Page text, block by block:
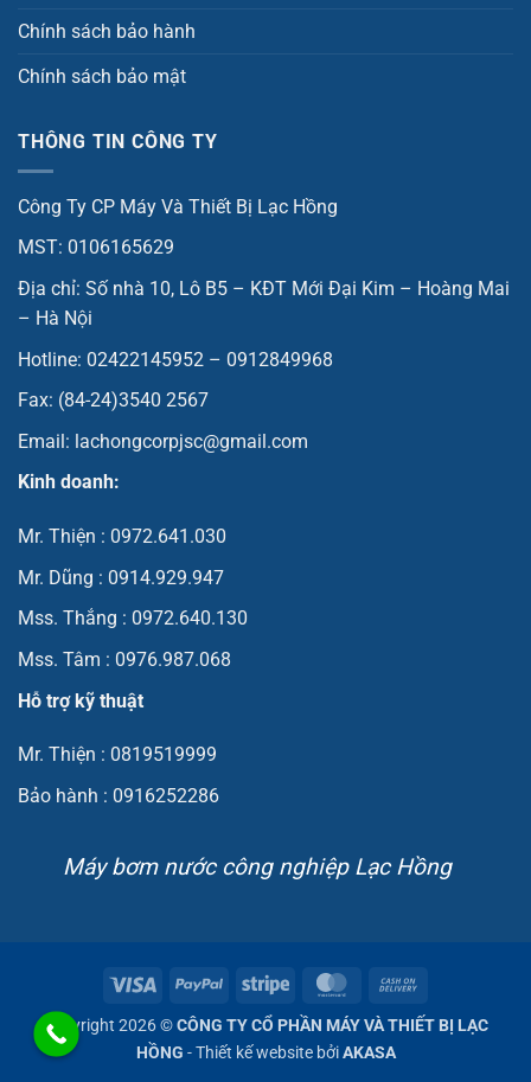
Chính sách bảo hành
Chính sách bảo mật
THÔNG TIN CÔNG TY
Công Ty CP Máy Và Thiết Bị Lạc Hồng
MST: 0106165629
Địa chỉ: Số nhà 10, Lô B5 – KĐT Mới Đại Kim – Hoàng Mai
– Hà Nội
Hotline: 02422145952 – 0912849968
Fax: (84-24)3540 2567
Email: lachongcorpjsc@gmail.com
Kinh doanh:
Mr. Thiện : 0972.641.030
Mr. Dũng : 0914.929.947
Mss. Thắng : 0972.640.130
Mss. Tâm : 0976.987.068
Hỗ trợ kỹ thuật
Mr. Thiện : 0819519999
Bảo hành : 0916252286
Máy bơm nước công nghiệp Lạc Hồng
Visa PayPal Stripe MasterCard
On
Delivery
Copyright 2026 ©CÔNG TY CỔ PHẦN MÁY VÀ THIẾT BỊ LẠC
HỒNG - Thiết kế website bởiAKASA